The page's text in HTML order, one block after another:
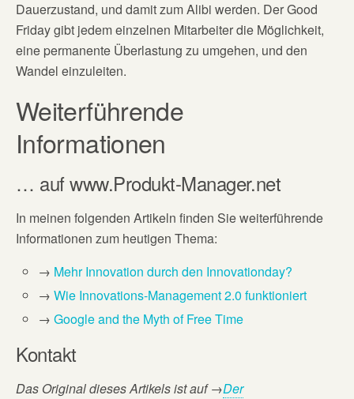
Dauerzustand, und damit zum Alibi werden. Der Good
Friday gibt jedem einzelnen Mitarbeiter die Möglichkeit,
eine permanente Überlastung zu umgehen, und den
Wandel einzuleiten.
Weiterführende
Informationen
… auf www.Produkt-Manager.net
In meinen folgenden Artikeln finden Sie weiterführende
Informationen zum heutigen Thema:
→ Mehr Innovation durch den Innovationday?
→Wie Innovations-Management 2.0 funktioniert
→Google and the Myth of Free Time
Kontakt
Das Original dieses Artikels ist auf→Der